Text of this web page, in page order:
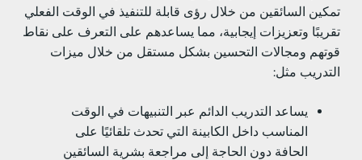
السائقين من خلال رؤى قابلة للتنفيذ في الوقت الفعلي
وتعزيزات إيجابية، مما يساعدهم على التعرف على نقاط
ومجالات التحسين بشكل مستقل من خلال ميزات
مثل:
يساعد التدريب الدائم عبر التنبيهات في الوقت
المناسب داخل الكابينة التي تحدث تلقائيًا على
الحافة دون الحاجة إلى مراجعة بشرية السائقين